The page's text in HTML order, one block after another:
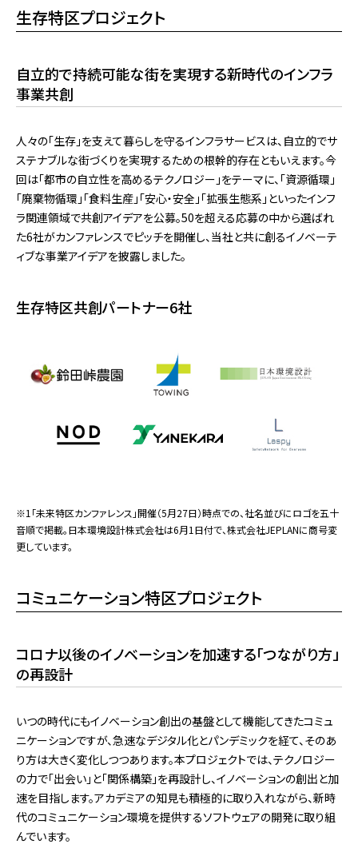
生存特区プロジェクト
自立的で持続可能な街を実現する新時代のインフラ
事業共創
人々の「生存」を支えて暮らしを守るインフラサービスは、自立的でサ
ステナブルな街づくりを実現するための根幹的存在ともいえます。今
回は「都市の自立性を高めるテクノロジー」をテーマに、「資源循環」
「廃棄物循環」「食料生産」「安心・安全」「拡張生態系」といったインフ
ラ関連領域で共創アイデアを公募。50を超える応募の中から選ばれ
た6社がカンファレンスでピッチを開催し、当社と共に創るイノベーテ
ィブな事業アイデアを披露しました。
生存特区共創パートナー6社
※1「未来特区カンファレンス」開催（5月27日）時点での、社名並びにロゴを五十
音順で掲載。日本環境設計株式会社は6月1日付で、株式会社JEPLANに商号変
更しています。
コミュニケーション特区プロジェクト
コロナ以後のイノベーションを加速する「つながり方」
の再設計
いつの時代にもイノベーション創出の基盤として機能してきたコミュ
ニケーションですが、急速なデジタル化とパンデミックを経て、そのあ
り方は大きく変化しつつあります。本プロジェクトでは、テクノロジー
の力で「出会い」と「関係構築」を再設計し、イノベーションの創出と加
速を目指します。アカデミアの知見も積極的に取り入れながら、新時
代のコミュニケーション環境を提供するソフトウェアの開発に取り組
んでいます。